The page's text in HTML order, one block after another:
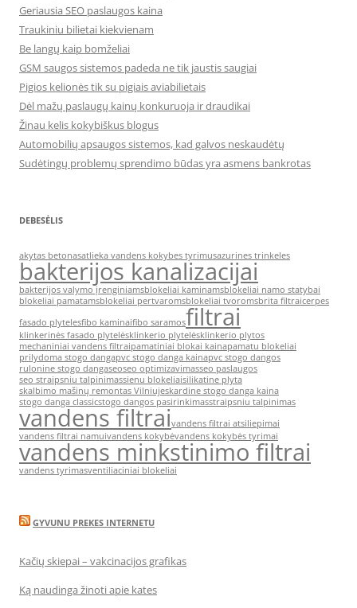
Geriausia SEO paslaugos kaina
Traukiniu bilietai kiekvienam
Be langų kaip bomželiai
GSM saugos sistemos padeda ne tik jaustis saugiai
Pigios kelionės tik su pigiais aviabilietais
Dėl mažų paslaugų kainų konkuruoja ir draudikai
Žinau kelis kokybiškus blogus
Automobilių apsaugos sistemos, kad galvos neskaudėtų
Sudėtingų problemų sprendimo būdas yra asmens bankrotas
DEBESĖLIS
akytas betonasatlieka vandens kokybes tyrimusazurines trinkeles
bakterijos kanalizacijai
bakterijos valymo įrenginiamsblokeliai kaminamsblokeliai namo statybai
blokeliai pamatamsblokeliai pertvaromsblokeliai tvoromsbrita filtraicerpes
fasado plytelesfibo kaminaifibo saramosfiltrai
klinkerinės fasado plytelėsklinkerio plytelėsklinkerio plytos
mechaniniai vandens filtraipamatiniai blokai kainapamatu blokeliai
prilydoma stogo dangapvc stogo danga kainapvc stogo dangos
rulonine stogo dangaseoseo optimizavimasseo paslaugos
seo straipsniu talpinimassienu blokeliaisilikatine plyta
skalbimo mašinų remontas Vilniujeskardine stogo danga kaina
stogo danga classicstogo dangos pasirinkimasstraipsniu talpinimas
vandens filtraivandens filtrai atsiliepimai
vandens filtrai namuivandens kokybėvandens kokybės tyrimai
vandens minkstinimo filtrai
vandens tyrimasventiliaciniai blokeliai
GYVUNU PREKES INTERNETU
Kačių skiepai – vakcinacijos grafikas
Ką naudinga žinoti apie kates